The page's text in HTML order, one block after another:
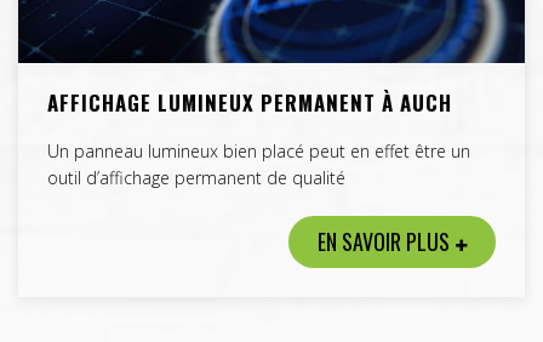
AFFICHAGE LUMINEUX PERMANENT À AUCH
Un panneau lumineux bien placé peut en effet être un
outil d’affichage permanent de qualité
EN SAVOIR PLUS